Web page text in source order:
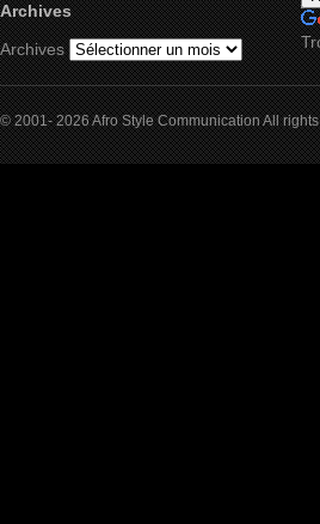
Archives
Archives
© 2001- 2026 Afro Style Communication All